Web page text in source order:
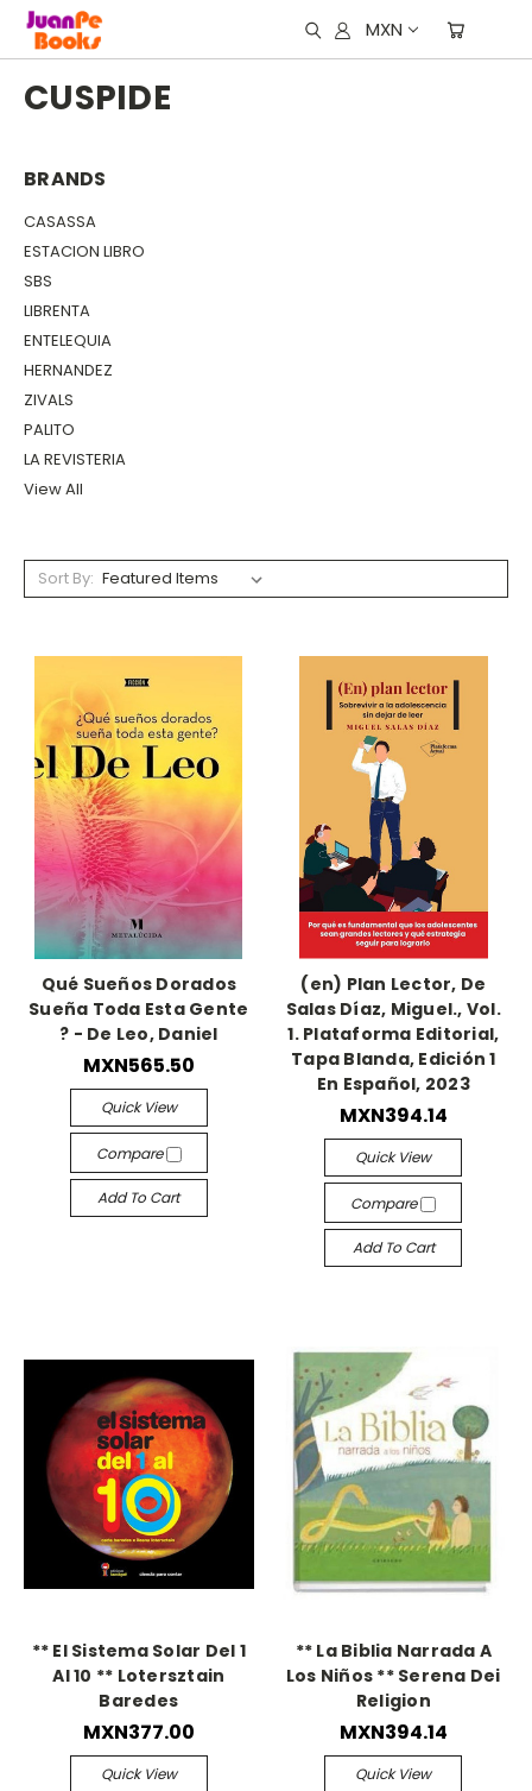
MXN
CUSPIDE
BRANDS
CASASSA
ESTACION LIBRO
SBS
LIBRENTA
ENTELEQUIA
HERNANDEZ
ZIVALS
PALITO
LA REVISTERIA
View All
Sort By:
Qué Sueños Dorados
Sueña Toda Esta Gente
? - De Leo, Daniel
MXN565.50
Quick View
Compare
Add To Cart
(en) Plan Lector, De
Salas Díaz, Miguel., Vol.
1. Plataforma Editorial,
Tapa Blanda, Edición 1
En Español, 2023
MXN394.14
Quick View
Compare
Add To Cart
** El Sistema Solar Del 1
Al 10 ** Lotersztain
Baredes
MXN377.00
Quick View
** La Biblia Narrada A
Los Niños ** Serena Dei
Religion
MXN394.14
Quick View